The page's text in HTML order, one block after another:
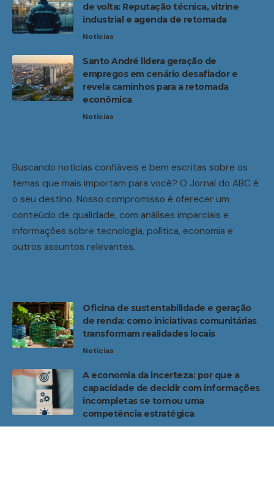
de volta: Reputação técnica, vitrine
industrial e agenda de retomada
Noticias
Santo André lidera geração de
empregos em cenário desafiador e
revela caminhos para a retomada
econômica
Noticias
Buscando notícias confiáveis e bem escritas sobre os
temas que mais importam para você? O Jornal do ABC é
o seu destino. Nosso compromisso é oferecer um
conteúdo de qualidade, com análises imparciais e
informações sobre tecnologia, política, economia e
outros assuntos relevantes.
Oficina de sustentabilidade e geração
de renda: como iniciativas comunitárias
transformam realidades locais
Noticias
A economia da incerteza: por que a
capacidade de decidir com informações
incompletas se tornou uma
competência estratégica